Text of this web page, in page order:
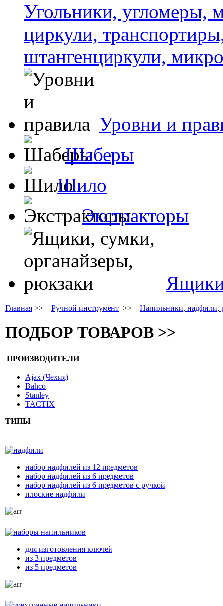
Угольники, угломеры,
циркули,
штангенциркули,
Уровни и
Шаберы
Шило
Экстракторы
Главная >> Ручной инструмент >> Напильники, надфили,
ПОДБОР ТОВАРОВ >>
ПРОИЗВОДИТЕЛИ
Ajax (Чехия)
Bahco
Stanley
TACTIX
ТИПЫ
набор надфилей из 12 предметов
набор надфилей из 6 предметов
набор надфилей из 6 предметов с ручкой
плоские надфили
для изготовления ключей
из 3 предметов
из 5 предметов